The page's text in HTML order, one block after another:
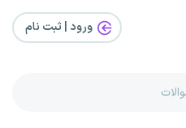
ورود | ثبت‌ نام